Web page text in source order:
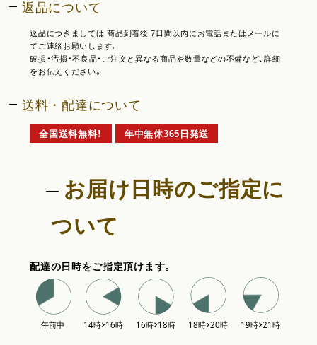
返品について
返品につきましては 商品到着後 7日間以内にお電話またはメールに
てご連絡お願いします。
破損・汚損・不良品・ご注文と異なる商品や数量などの不備など、詳細
をお伝えください。
送料・配達について
全国送料無料！ 年中無休365日発送
お届け日時のご指定に
ついて
配達の日時をご指定頂けます。